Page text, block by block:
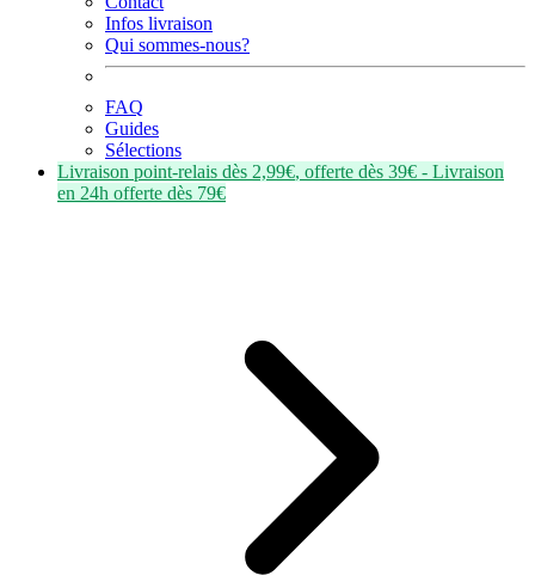
Infos livraison
Qui sommes-nous?
FAQ
Guides
Sélections
Livraison point-relais dès 2,99€, offerte dès 39€ - Livraison
en 24h offerte dès 79€